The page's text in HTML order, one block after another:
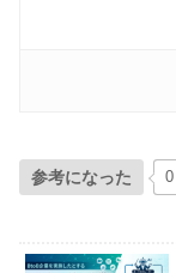
参考になった 0